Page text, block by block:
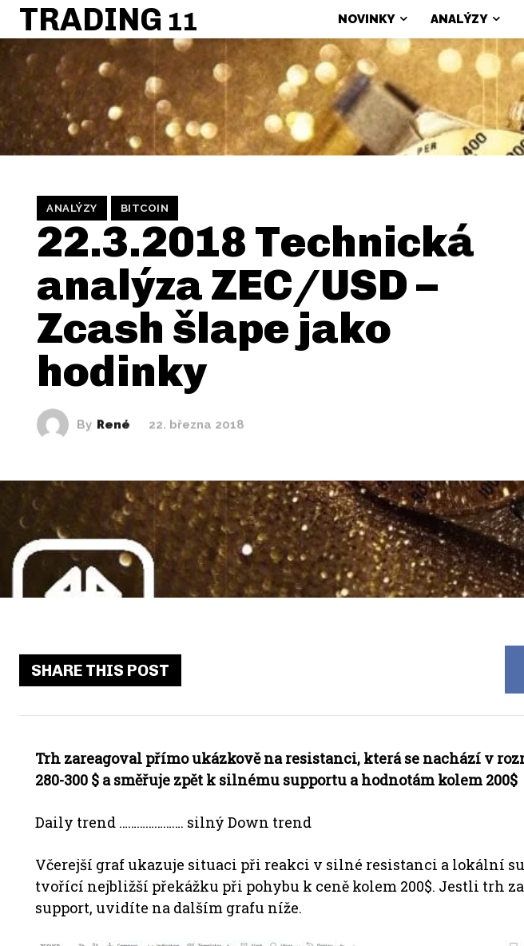
TRADING 11 NOVINKY ANALÝZY
ANALÝZY BITCOIN
22.3.2018 Technická
analýza ZEC/USD –
Zcash šlape jako
hodinky
By René 22. března 2018
SHARE THIS POST
Trh zareagoval přímo ukázkově na resistanci, která se nachází v
280-300 $ a směřuje zpět k silnému supportu a hodnotám kolem 200$
Daily trend …………………. silný Down trend
Včerejší graf ukazuje situaci při reakci v silné resistanci a lokální
tvořící nejbližší překážku při pohybu k ceně kolem 200$. Jestli trh
support, uvidíte na dalším grafu níže.